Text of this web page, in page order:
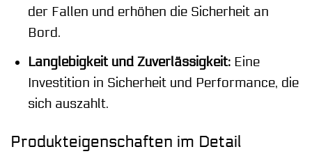
der Fallen und erhöhen die Sicherheit an
Bord.
Langlebigkeit und Zuverlässigkeit:Eine
Investition in Sicherheit und Performance, die
sich auszahlt.
Produkteigenschaften im Detail